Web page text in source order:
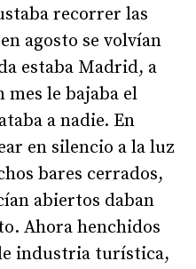
recorrer las
agosto se volvían
estaba Madrid, a
le bajaba el
a nadie. En
en silencio a la luz
bares cerrados,
abiertos daban
Ahora henchidos
industria turística,